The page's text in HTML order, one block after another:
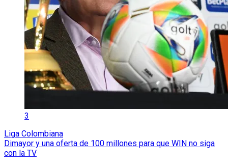
3
Liga Colombiana
Dimayor y una oferta de 100 millones para que WIN no siga
con la TV